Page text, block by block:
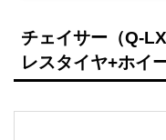
チェイサー（Q-
レスタイヤ+ホイ